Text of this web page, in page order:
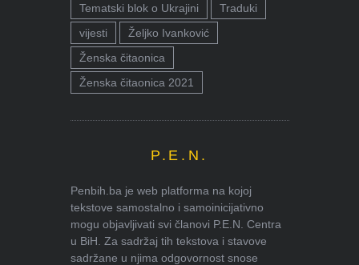
Tematski blok o Ukrajini
Traduki
vijesti
Željko Ivanković
Ženska čitaonica
Ženska čitaonica 2021
P.E.N.
Penbih.ba je web platforma na kojoj
tekstove samostalno i samoinicijativno
mogu objavljivati svi članovi P.E.N. Centra
u BiH. Za sadržaj tih tekstova i stavove
sadržane u njima odgovornost snose